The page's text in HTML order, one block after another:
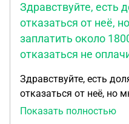
Здравствуйте, есть
отказаться от неё,
заплатить около
отказаться не
Здравствуйте, есть
отказаться от неё, но
заплатить около
Показать полностью